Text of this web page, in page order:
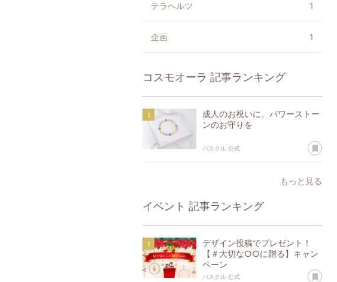
テラヘルツ 1
企画 1
コスモオーラ 記事ランキング
成人のお祝いに、パワーストー
ンのお守りを
パスクル 公式 あ
もっと見る
イベント 記事ランキング
デザイン投稿でプレゼント！
【＃大切な○○に贈る】キャン
ペーン
パスクル 公式 あ